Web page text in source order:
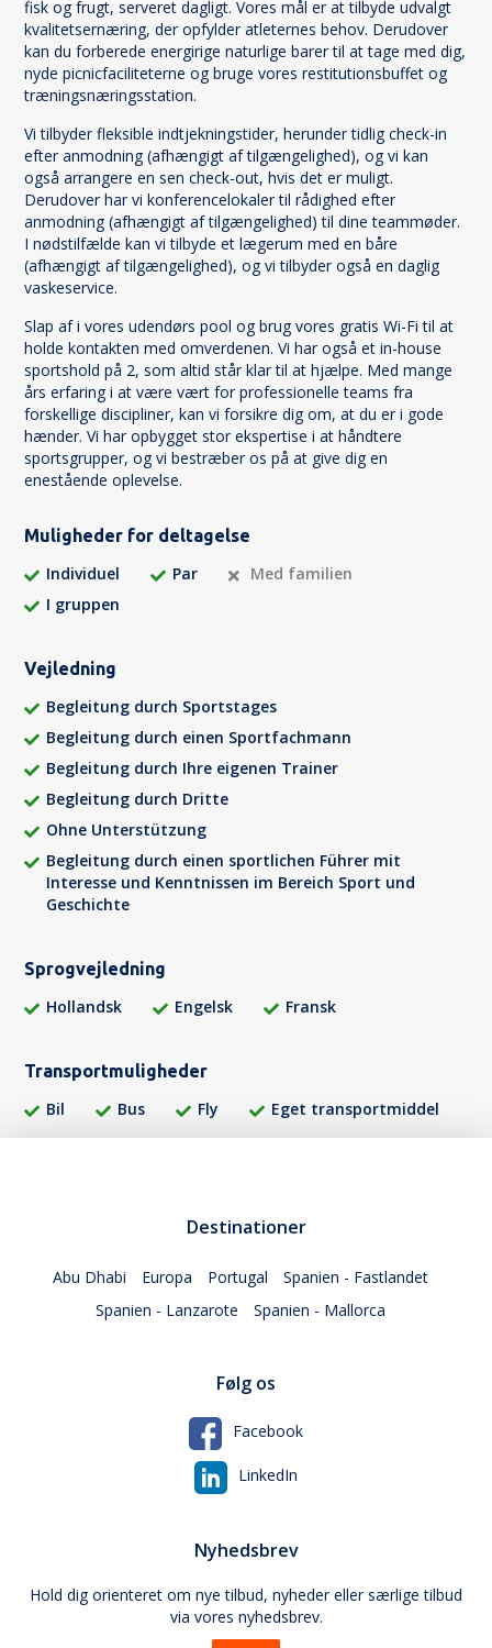
fisk og frugt, serveret dagligt. Vores mål er at tilbyde udvalgt
kvalitetsernæring, der opfylder atleternes behov. Derudover
kan du forberede energirige naturlige barer til at tage med dig,
nyde picnicfaciliteterne og bruge vores restitutionsbuffet og
træningsnæringsstation.
Vi tilbyder fleksible indtjekningstider, herunder tidlig check-in
efter anmodning (afhængigt af tilgængelighed), og vi kan
også arrangere en sen check-out, hvis det er muligt.
Derudover har vi konferencelokaler til rådighed efter
anmodning (afhængigt af tilgængelighed) til dine teammøder.
I nødstilfælde kan vi tilbyde et lægerum med en båre
(afhængigt af tilgængelighed), og vi tilbyder også en daglig
vaskeservice.
Slap af i vores udendørs pool og brug vores gratis Wi-Fi til at
holde kontakten med omverdenen. Vi har også et in-house
sportshold på 2, som altid står klar til at hjælpe. Med mange
års erfaring i at være vært for professionelle teams fra
forskellige discipliner, kan vi forsikre dig om, at du er i gode
hænder. Vi har opbygget stor ekspertise i at håndtere
sportsgrupper, og vi bestræber os på at give dig en
enestående oplevelse.
Muligheder for deltagelse
Individuel Par
Med familien
I gruppen
Vejledning
Begleitung durch Sportstages
Begleitung durch einen Sportfachmann
Begleitung durch Ihre eigenen Trainer
Begleitung durch Dritte
Ohne Unterstützung
Begleitung durch einen sportlichen Führer mit
Interesse und Kenntnissen im Bereich Sport und
Geschichte
Sprogvejledning
Hollandsk Engelsk Fransk
Transportmuligheder
Bil Bus Fly Eget transportmiddel
Destinationer
Abu Dhabi Europa Portugal
Spanien - Fastlandet
Spanien - Lanzarote
Spanien - Mallorca
Følg os
Facebook
LinkedIn
Nyhedsbrev
Hold dig orienteret om nye tilbud, nyheder eller særlige tilbud
via vores nyhedsbrev.